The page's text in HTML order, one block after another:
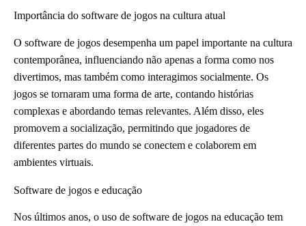
Importância do software de jogos na cultura atual
O software de jogos desempenha um papel importante na cultura
contemporânea, influenciando não apenas a forma como nos
divertimos, mas também como interagimos socialmente. Os
jogos se tornaram uma forma de arte, contando histórias
complexas e abordando temas relevantes. Além disso, eles
promovem a socialização, permitindo que jogadores de
diferentes partes do mundo se conectem e colaborem em
ambientes virtuais.
Software de jogos e educação
Nos últimos anos, o uso de software de jogos na educação tem